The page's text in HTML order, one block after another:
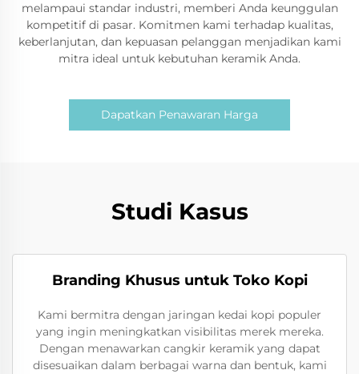
melampaui standar industri, memberi Anda keunggulan
kompetitif di pasar. Komitmen kami terhadap kualitas,
keberlanjutan, dan kepuasan pelanggan menjadikan kami
mitra ideal untuk kebutuhan keramik Anda.
Dapatkan Penawaran Harga
Studi Kasus
Branding Khusus untuk Toko Kopi
Kami bermitra dengan jaringan kedai kopi populer
yang ingin meningkatkan visibilitas merek mereka.
Dengan menawarkan cangkir keramik yang dapat
disesuaikan dalam berbagai warna dan bentuk, kami